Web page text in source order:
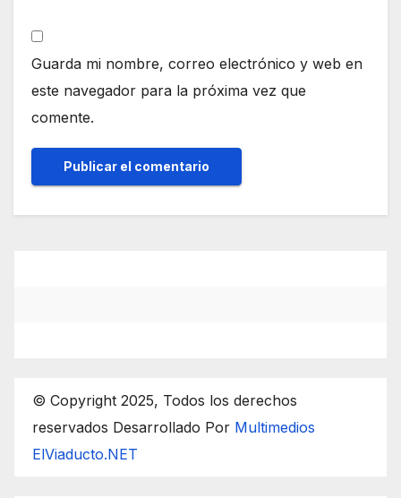
Guarda mi nombre, correo electrónico y web en
este navegador para la próxima vez que
comente.
© Copyright 2025, Todos los derechos
reservados Desarrollado Por Multimedios
ElViaducto.NET